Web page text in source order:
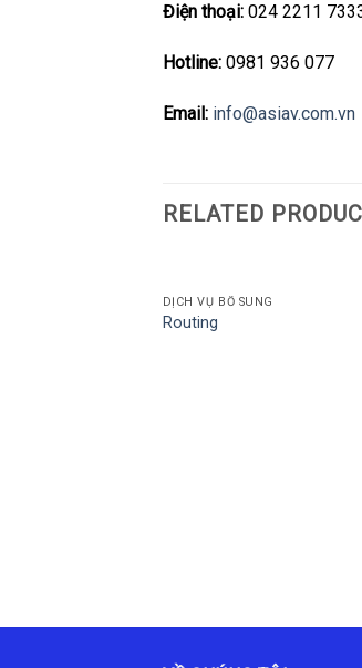
Điện thoại: 024 2211
Hotline: 0981 936 077
Email: info@asiav.com.vn
RELATED
DỊCH VỤ BỔ SUNG
Routing